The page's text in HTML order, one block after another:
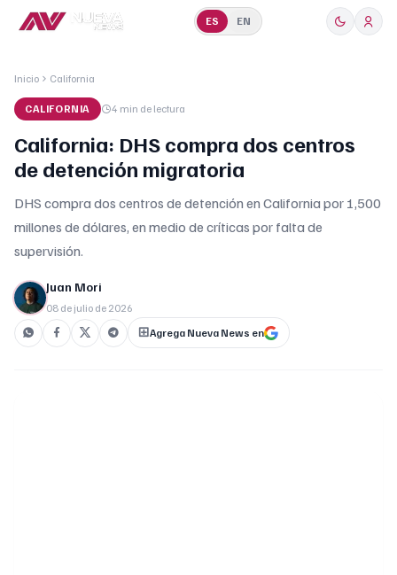
ES EN
Inicio California
CALIFORNIA 4 min de lectura
California: DHS compra dos centros
de detención migratoria
DHS compra dos centros de detención en California por 1,500
millones de dólares, en medio de críticas por falta de
supervisión.
Juan Mori
08 de julio de 2026
Agrega Nueva News en